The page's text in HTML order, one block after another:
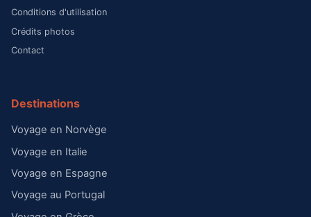
Conditions d'utilisation
Crédits photos
Contact
Destinations
Voyage en Norvège
Voyage en Italie
Voyage en Espagne
Voyage au Portugal